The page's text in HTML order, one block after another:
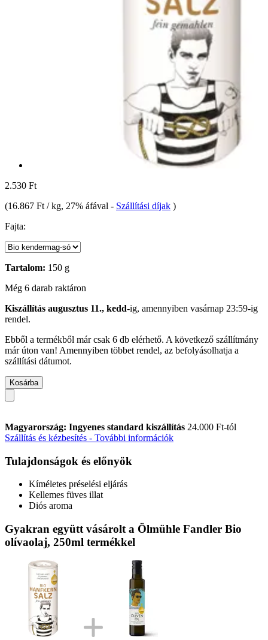
2.530 Ft
(16.867 Ft / kg, 27% áfával - Szállítási díjak )
Fajta:
Tartalom: 150 g
Még 6 darab raktáron
Kiszállítás augusztus 11., kedd-ig, amennyiben vasárnap 23:59-ig
rendel.
Ebből a termékből már csak 6 db elérhető. A következő szállítmány
már úton van! Amennyiben többet rendel, az befolyásolhatja a
szállítási dátumot.
Kosárba
Magyarország: Ingyenes standard kiszállítás 24.000 Ft-tól
Szállítás és kézbesítés - További információk
Tulajdonságok és előnyök
Kíméletes préselési eljárás
Kellemes füves illat
Diós aroma
Gyakran együtt vásárolt a Ölmühle Fandler Bio
olívaolaj, 250ml termékkel